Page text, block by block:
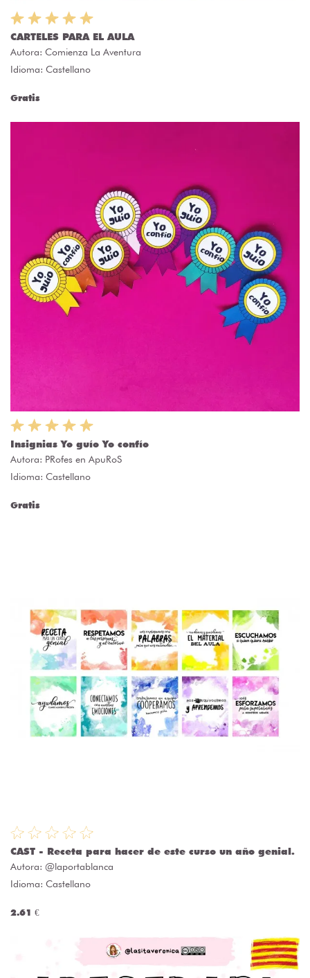
CARTELES PARA EL AULA
Autora: Comienza La Aventura
Idioma: Castellano
Gratis
Insignias Yo guío Yo confío
Autora: PRofes en ApuRoS
Idioma: Castellano
Gratis
CAST - Receta para hacer de este curso un año genial.
Autora: @laportablanca
Idioma: Castellano
2.61 €